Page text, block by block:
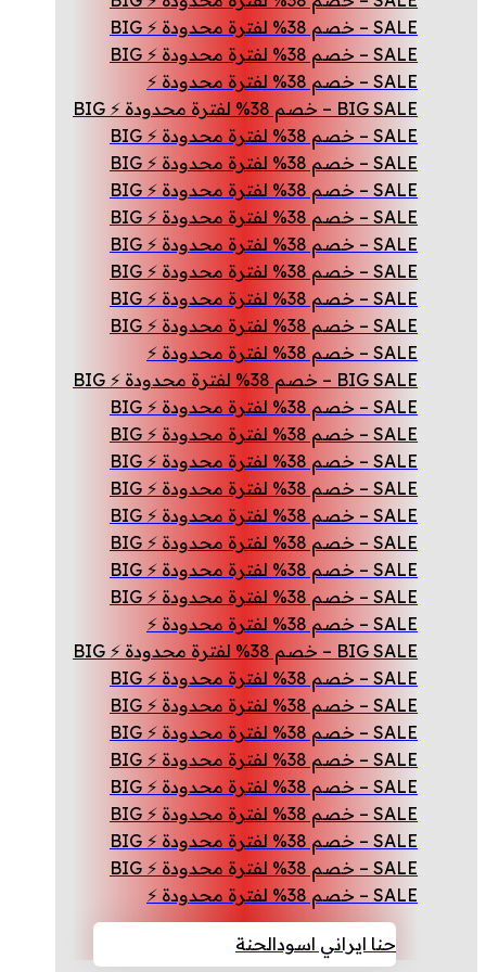
SALE – خصم 38% لفترة محدودة ⚡ BIG
SALE – خصم 38% لفترة محدودة ⚡ BIG
SALE – خصم 38% لفترة محدودة ⚡
BIG SALE – خصم 38% لفترة محدودة ⚡ BIG
SALE – خصم 38% لفترة محدودة ⚡ BIG
SALE – خصم 38% لفترة محدودة ⚡ BIG
SALE – خصم 38% لفترة محدودة ⚡ BIG
SALE – خصم 38% لفترة محدودة ⚡ BIG
SALE – خصم 38% لفترة محدودة ⚡ BIG
SALE – خصم 38% لفترة محدودة ⚡ BIG
SALE – خصم 38% لفترة محدودة ⚡ BIG
SALE – خصم 38% لفترة محدودة ⚡ BIG
SALE – خصم 38% لفترة محدودة ⚡
BIG SALE – خصم 38% لفترة محدودة ⚡ BIG
SALE – خصم 38% لفترة محدودة ⚡ BIG
SALE – خصم 38% لفترة محدودة ⚡ BIG
SALE – خصم 38% لفترة محدودة ⚡ BIG
SALE – خصم 38% لفترة محدودة ⚡ BIG
SALE – خصم 38% لفترة محدودة ⚡ BIG
SALE – خصم 38% لفترة محدودة ⚡ BIG
SALE – خصم 38% لفترة محدودة ⚡ BIG
SALE – خصم 38% لفترة محدودة ⚡ BIG
SALE – خصم 38% لفترة محدودة ⚡
BIG SALE – خصم 38% لفترة محدودة ⚡ BIG
SALE – خصم 38% لفترة محدودة ⚡ BIG
SALE – خصم 38% لفترة محدودة ⚡ BIG
SALE – خصم 38% لفترة محدودة ⚡ BIG
SALE – خصم 38% لفترة محدودة ⚡ BIG
SALE – خصم 38% لفترة محدودة ⚡ BIG
SALE – خصم 38% لفترة محدودة ⚡ BIG
SALE – خصم 38% لفترة محدودة ⚡ BIG
SALE – خصم 38% لفترة محدودة ⚡ BIG
SALE – خصم 38% لفترة محدودة ⚡
حنا ايراني اسودالحنة